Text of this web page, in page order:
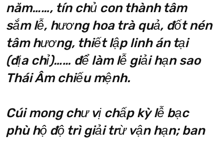
năm……, tín chủ con thành tâm
sắm lễ, hương hoa trà quả, đốt nén
tâm hương, thiết lập linh án tại
(địa chỉ)…… để làm lễ giải hạn sao
Thái Âm chiếu mệnh.
Cúi mong chư vị chấp kỳ lễ bạc
phù hộ độ trì giải trừ vận hạn; ban